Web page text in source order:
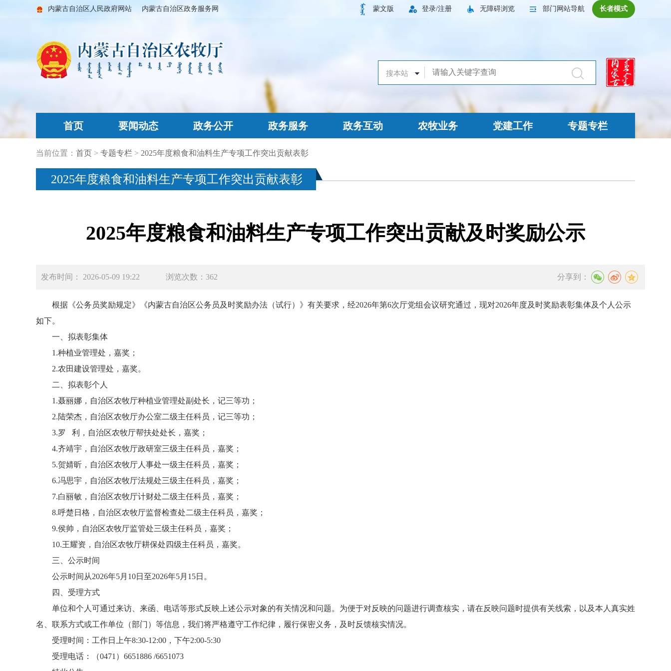
内蒙古自治区人民政府网站 内蒙古自治区政务服务网 长者模式
部门网站导航
无障碍浏览
登录/注册
蒙文版
首页 要闻动态 政务公开 政务服务 政务互动 农牧业务 党建工作 专题专栏
当前位置： 首页 > 专题专栏 > 2025年度粮食和油料生产专项工作突出贡献表彰
2025年度粮食和油料生产专项工作突出贡献表彰
2025年度粮食和油料生产专项工作突出贡献及时奖励公示
发布时间： 2026-05-09 19:22 浏览次数：362 分享到：
根据《公务员奖励规定》《内蒙古自治区公务员及时奖励办法（试行）》有关要求，经2026年第6次厅党组会议研究通过，现对2026年度及时奖励表彰集体及个人公示
如下。
一、拟表彰集体
1.种植业管理处，嘉奖；
2.农田建设管理处，嘉奖。
二、拟表彰个人
1.聂丽娜，自治区农牧厅种植业管理处副处长，记三等功；
2.陆荣杰，自治区农牧厅办公室二级主任科员，记三等功；
3.罗 利，自治区农牧厅帮扶处处长，嘉奖；
4.齐靖宇，自治区农牧厅政研室三级主任科员，嘉奖；
5.贺婧昕，自治区农牧厅人事处一级主任科员，嘉奖；
6.冯思宇，自治区农牧厅法规处三级主任科员，嘉奖；
7.白丽敏，自治区农牧厅计财处二级主任科员，嘉奖；
8.呼楚日格，自治区农牧厅监督检查处二级主任科员，嘉奖；
9.侯帅，自治区农牧厅监管处三级主任科员，嘉奖；
10.王耀资，自治区农牧厅耕保处四级主任科员，嘉奖。
三、公示时间
公示时间从2026年5月10日至2026年5月15日。
四、受理方式
单位和个人可通过来访、来函、电话等形式反映上述公示对象的有关情况和问题。为便于对反映的问题进行调查核实，请在反映问题时提供有关线索，以及本人真实姓
名、联系方式或工作单位（部门）等信息，我们将严格遵守工作纪律，履行保密义务，及时反馈核实情况。
受理时间：工作日上午8:30-12:00，下午2:00-5:30
受理电话：（0471）6651886 /6651073